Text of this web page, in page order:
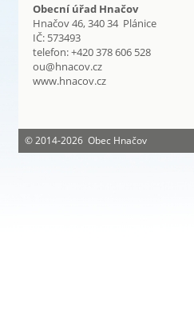
Obecní úřad Hnačov
Hnačov 46, 340 34 Plánice
IČ: 573493
telefon: +420 378 606 528
ou@hnacov.cz
www.hnacov.cz
© 2014-2026 Obec Hnačov